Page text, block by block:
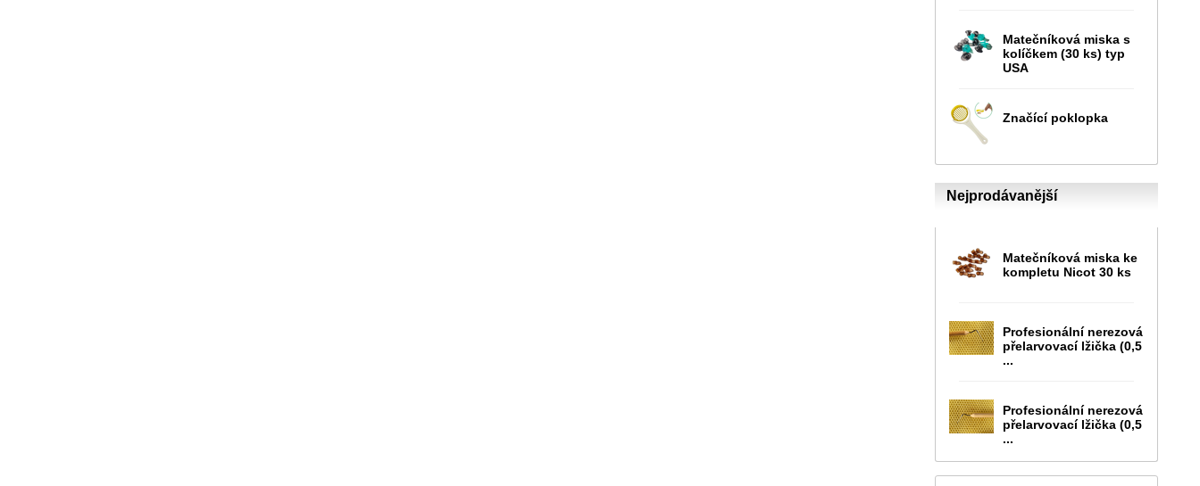
Matečníková miska s
kolíčkem (30 ks) typ
USA
Značící poklopka
Nejprodávanější
Matečníková miska ke
kompletu Nicot 30 ks
Profesionální nerezová
přelarvovací lžička (0,5
...
Profesionální nerezová
přelarvovací lžička (0,5
...